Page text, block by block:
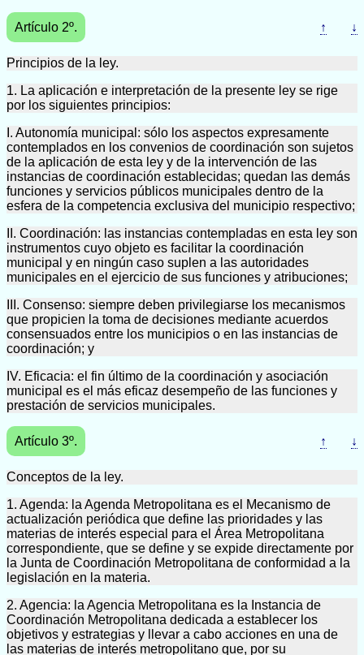
Artículo 2º. ↑ ↓
Principios de la ley.
1. La aplicación e interpretación de la presente ley se rige
por los siguientes principios:
I. Autonomía municipal: sólo los aspectos expresamente
contemplados en los convenios de coordinación son sujetos
de la aplicación de esta ley y de la intervención de las
instancias de coordinación establecidas; quedan las demás
funciones y servicios públicos municipales dentro de la
esfera de la competencia exclusiva del municipio respectivo;
II. Coordinación: las instancias contempladas en esta ley son
instrumentos cuyo objeto es facilitar la coordinación
municipal y en ningún caso suplen a las autoridades
municipales en el ejercicio de sus funciones y atribuciones;
III. Consenso: siempre deben privilegiarse los mecanismos
que propicien la toma de decisiones mediante acuerdos
consensuados entre los municipios o en las instancias de
coordinación; y
IV. Eficacia: el fin último de la coordinación y asociación
municipal es el más eficaz desempeño de las funciones y
prestación de servicios municipales.
Artículo 3º. ↑ ↓
Conceptos de la ley.
1. Agenda: la Agenda Metropolitana es el Mecanismo de
actualización periódica que define las prioridades y las
materias de interés especial para el Área Metropolitana
correspondiente, que se define y se expide directamente por
la Junta de Coordinación Metropolitana de conformidad a la
legislación en la materia.
2. Agencia: la Agencia Metropolitana es la Instancia de
Coordinación Metropolitana dedicada a establecer los
objetivos y estrategias y llevar a cabo acciones en una de
las materias de interés metropolitano que, por su